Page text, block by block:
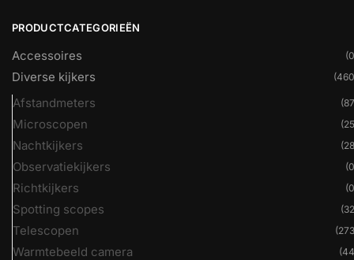
PRODUCTCATEGORIEËN
Accessoires
Diverse kijkers
Afstandmeters
Microscopen
Nachtkijkers
Observatiekijkers
Richtkijkers
Spotting scopes
Telescopen
Warmtebeeld camera